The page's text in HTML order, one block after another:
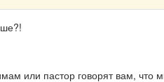
или пастор говорят вам, что